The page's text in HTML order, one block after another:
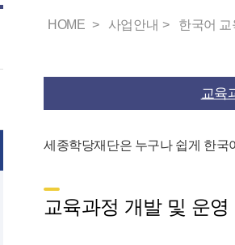
HOME 사업안내 한국어 교
교육
세종학당재단은 누구나 쉽게 한국
교육과정 개발 및 운영